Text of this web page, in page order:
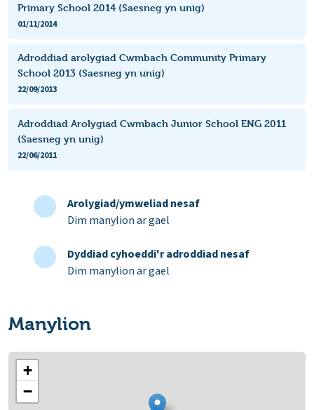
Primary School 2014 (Saesneg yn unig)
01/11/2014
Adroddiad arolygiad Cwmbach Community Primary
School 2013 (Saesneg yn unig)
22/09/2013
Adroddiad Arolygiad Cwmbach Junior School ENG 2011
(Saesneg yn unig)
22/06/2011
Arolygiad/ymweliad nesaf
Dim manylion ar gael
Dyddiad cyhoeddi'r adroddiad nesaf
Dim manylion ar gael
Manylion
+
−